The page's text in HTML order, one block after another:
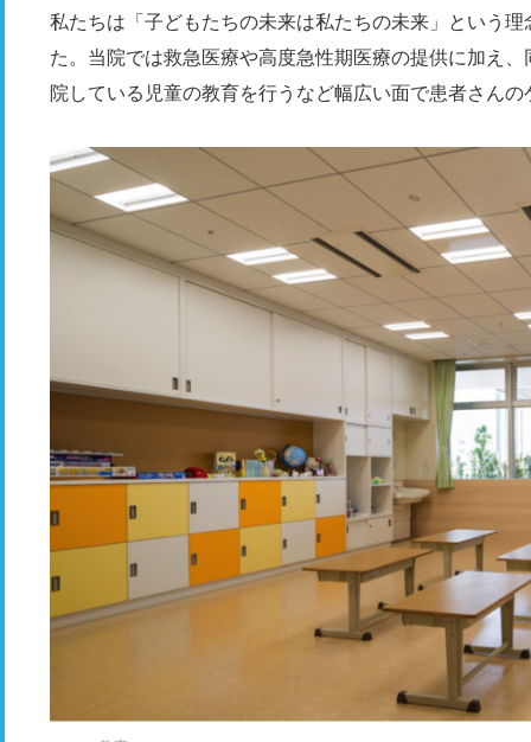
私たちは「子どもたちの未来は私たちの未来」という
た。当院では救急医療や高度急性期医療の提供に加え
院している児童の教育を行うなど幅広い面で患者さん